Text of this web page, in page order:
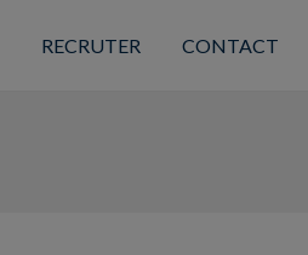
RECRUTER CONTACT